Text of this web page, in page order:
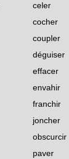
celer
cocher
coupler
déguiser
effacer
envahir
franchir
joncher
obscurcir
paver